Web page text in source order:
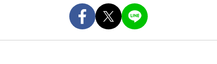
FacebookTweetLINE